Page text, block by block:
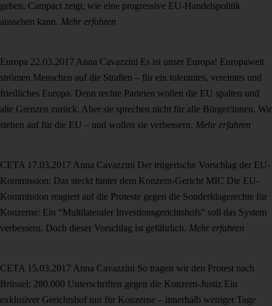
geben. Campact zeigt, wie eine progressive EU-Handelspolitik
aussehen kann. Mehr erfahren
Europa 22.03.2017 Anna Cavazzini Es ist unser Europa! Europaweit
strömen Menschen auf die Straßen – für ein tolerantes, vereintes und
friedliches Europa. Denn rechte Parteien wollen die EU spalten und
alte Grenzen zurück. Aber sie sprechen nicht für alle Bürger/innen. Wir
stehen auf für die EU – und wollen sie verbessern. Mehr erfahren
CETA 17.03.2017 Anna Cavazzini Der trügerische Vorschlag der EU-
Kommission: Das steckt hinter dem Konzern-Gericht MIC Die EU-
Kommission reagiert auf die Proteste gegen die Sonderklagerechte für
Konzerne: Ein “Multilateraler Investionsgerichtshofs” soll das System
verbessern. Doch dieser Vorschlag ist gefährlich. Mehr erfahren
CETA 15.03.2017 Anna Cavazzini So tragen wir den Protest nach
Brüssel: 280.000 Unterschriften gegen die Konzern-Justiz Ein
exklusiver Gerichtshof nur für Konzerne – innerhalb weniger Tage